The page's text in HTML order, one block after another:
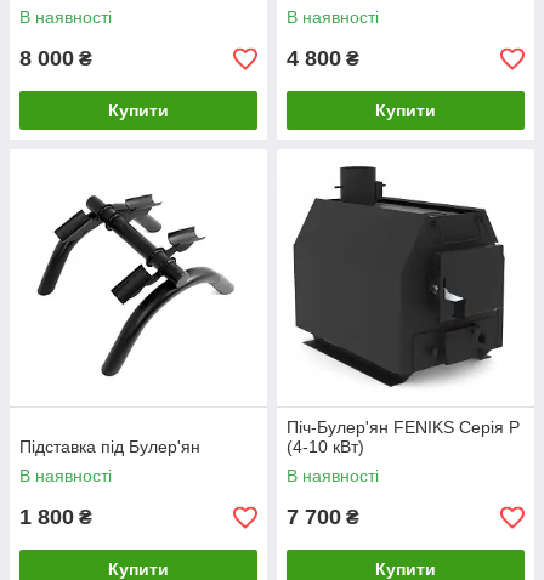
В наявності
8 000 ₴
Купити
В наявності
4 800 ₴
Купити
Підставка під Булер'ян
В наявності
1 800 ₴
Купити
Піч-Булер'ян FENIKS Серія P
(4-10 кВт)
В наявності
7 700 ₴
Купити